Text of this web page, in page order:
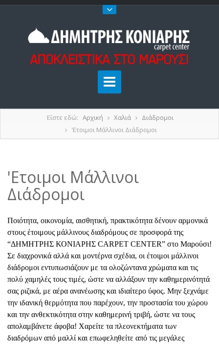
Είστε εδώ: Αρχική Χαλιά
Διάδρομοι
'Ετοιμοι Μάλλινοι Διάδρομοι
'Ετοιμοι Μάλλινοι
Διάδρομοι
Ποιότητα, οικονομία, αισθητική, πρακτικότητα δένουν αρμονικά
στους έτοιμους μάλλινους διαδρόμους σε προσφορά της
“ΔΗΜΗΤΡΗΣ ΚΟΝΙΑΡΗΣ CARPET CENTER” στο Μαρούσι!
Σε διαχρονικά αλλά και μοντέρνα σχέδια, οι έτοιμοι μάλλινοι
διάδρομοι εντυπωσιάζουν με τα ολοζώντανα χρώματα και τις
πολύ χαμηλές τους τιμές, ώστε να αλλάξουν την καθημερινότητά
σας ριζικά, με αέρα ανανέωσης και ιδιαίτερο ύφος. Μην ξεχνάμε
την ιδανική θερμότητα που παρέχουν, την προστασία του χώρου
και την ανθεκτικότητα στην καθημερινή τριβή, ώστε να τους
απολαμβάνετε άφοβα! Χαρείτε τα πλεονεκτήματα των
διαδρόμων από μαλλί και επωφεληθείτε από τις μεγάλες